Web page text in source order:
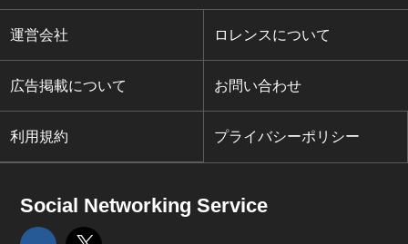
運営会社 ロレンスについて
広告掲載について お問い合わせ
利用規約 プライバシーポリシー
Social Networking Service